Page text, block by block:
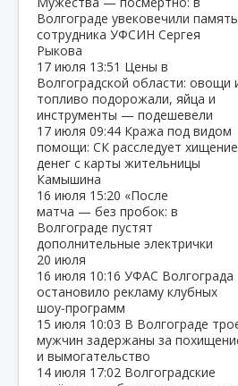
Волгограде увековечили память
сотрудника УФСИН Сергея
Рыкова
17 июля 13:51 Цены в
Волгоградской области: овощи
топливо подорожали, яйца и
инструменты — подешевели
17 июля 09:44 Кража под видом
помощи: СК расследует хищение
денег с карты жительницы
Камышина
16 июля 15:20 «После
матча — без пробок: в
Волгограде пустят
дополнительные электрички
20 июля
16 июля 10:16 УФАС Волгограда
остановило рекламу клубных
шоу‑программ
15 июля 10:03 В Волгограде
мужчин задержаны за
и вымогательство
14 июля 17:02 Волгоградские